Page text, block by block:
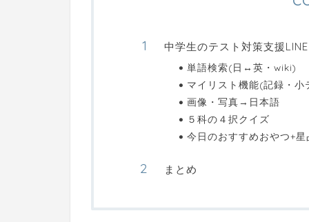
中学生のテスト対策支援
単語検索(日↔英・wiki)
マイリスト機能(記録・小
画像・写真→日本語
５科の４択クイズ
今日のおすすめおやつ+星
まとめ